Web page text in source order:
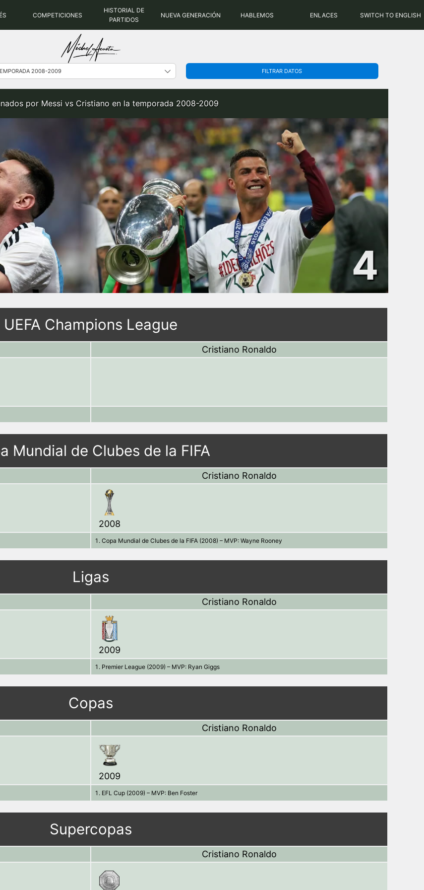
COMPETICIONES
HISTORIAL DE
PARTIDOS
NUEVA GENERACIÓN HABLEMOS ENLACES SWITCH TO ENGLISH
FILTRAR DATOS
por Messi vs Cristiano en la temporada 2008-2009
4
UEFA Champions League
Cristiano Ronaldo
Mundial de Clubes de la FIFA
Cristiano Ronaldo
2008
Copa Mundial de Clubes de la FIFA (2008) – MVP: Wayne Rooney
Ligas
Cristiano Ronaldo
2009
Premier League (2009) – MVP: Ryan Giggs
Copas
Cristiano Ronaldo
2009
EFL Cup (2009) – MVP: Ben Foster
Supercopas
Cristiano Ronaldo